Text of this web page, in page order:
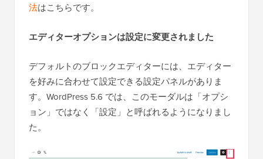
法はこちらです。
エディターオプションは設定に変更されました
デフォルトのブロックエディターには、エディター
を好みに合わせて設定できる設定パネルがありま
す。WordPress 5.6 では、このモーダルは「オプシ
ョン」ではなく「設定」と呼ばれるようになりまし
た。